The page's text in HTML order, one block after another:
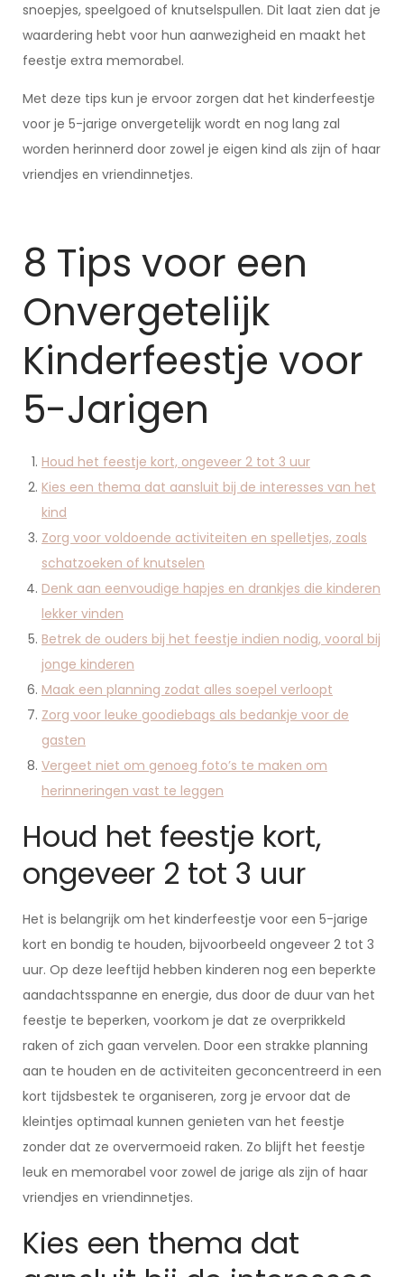
snoepjes, speelgoed of knutselspullen. Dit laat zien dat je
waardering hebt voor hun aanwezigheid en maakt het
feestje extra memorabel.
Met deze tips kun je ervoor zorgen dat het kinderfeestje
voor je 5-jarige onvergetelijk wordt en nog lang zal
worden herinnerd door zowel je eigen kind als zijn of haar
vriendjes en vriendinnetjes.
8 Tips voor een
Onvergetelijk
Kinderfeestje voor
5-Jarigen
Houd het feestje kort, ongeveer 2 tot 3 uur
Kies een thema dat aansluit bij de interesses van het
kind
Zorg voor voldoende activiteiten en spelletjes, zoals
schatzoeken of knutselen
Denk aan eenvoudige hapjes en drankjes die kinderen
lekker vinden
Betrek de ouders bij het feestje indien nodig, vooral bij
jonge kinderen
Maak een planning zodat alles soepel verloopt
Zorg voor leuke goodiebags als bedankje voor de
gasten
Vergeet niet om genoeg foto’s te maken om
herinneringen vast te leggen
Houd het feestje kort,
ongeveer 2 tot 3 uur
Het is belangrijk om het kinderfeestje voor een 5-jarige
kort en bondig te houden, bijvoorbeeld ongeveer 2 tot 3
uur. Op deze leeftijd hebben kinderen nog een beperkte
aandachtsspanne en energie, dus door de duur van het
feestje te beperken, voorkom je dat ze overprikkeld
raken of zich gaan vervelen. Door een strakke planning
aan te houden en de activiteiten geconcentreerd in een
kort tijdsbestek te organiseren, zorg je ervoor dat de
kleintjes optimaal kunnen genieten van het feestje
zonder dat ze oververmoeid raken. Zo blijft het feestje
leuk en memorabel voor zowel de jarige als zijn of haar
vriendjes en vriendinnetjes.
Kies een thema dat